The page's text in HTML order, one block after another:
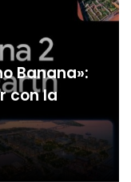
Banana»:
con la